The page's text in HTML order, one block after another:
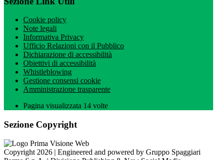
Cookie policy
Note legali
Informativa Privacy
Ufficio Relazioni con il Pubblico
Dichiarazione di accessibilità
Obiettivi di accessibilità
Whistleblowing
Gestione consensi cookie
Amministrazione trasparente
Pagina visualizzata 14 volte
Sezione Copyright
Copyright 2026 | Engineered and powered by Gruppo Spaggiari